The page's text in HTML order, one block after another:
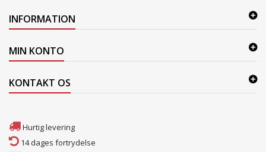
INFORMATION
MIN KONTO
KONTAKT OS
Hurtig levering
14 dages fortrydelse